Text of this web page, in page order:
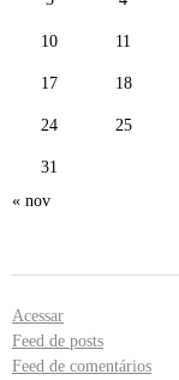
10 11
17 18
24 25
31
« nov
Acessar
Feed de posts
Feed de comentários